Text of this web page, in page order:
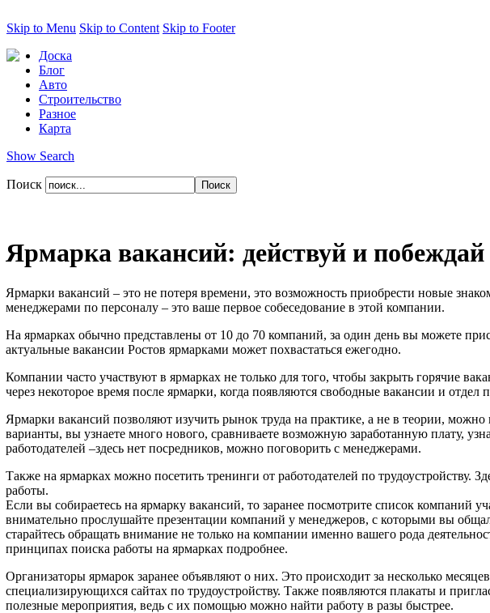
Skip to Menu Skip to Content Skip to Footer
Доска
Блог
Авто
Строительство
Разное
Карта
Show Search
Поиск
Ярмарка вакансий: действуй и побеждай
Ярмарки вакансий – это не потеря времени, это возможность приобрести новые
менеджерами по персоналу – это ваше первое собеседование в этой компании.
На ярмарках обычно представлены от 10 до 70 компаний, за один день вы можете
актуальные вакансии Ростов ярмарками может похвастаться ежегодно.
Компании часто участвуют в ярмарках не только для того, чтобы закрыть горячие
через некоторое время после ярмарки, когда появляются свободные вакансии и
Ярмарки вакансий позволяют изучить рынок труда на практике, а не в теории,
варианты, вы узнаете много нового, сравниваете возможную заработанную плату,
работодателей –здесь нет посредников, можно поговорить с менеджерами.
Также на ярмарках можно посетить тренинги от работодателей по трудоустройству.
работы.
Если вы собираетесь на ярмарку вакансий, то заранее посмотрите список компаний
внимательно прослушайте презентации компаний у менеджеров, с которыми вы
старайтесь обращать внимание не только на компании именно вашего рода
принципах поиска работы на ярмарках подробнее.
Организаторы ярмарок заранее объявляют о них. Это происходит за несколько
специализирующихся сайтах по трудоустройству. Также появляются плакаты и
полезные мероприятия, ведь с их помощью можно найти работу в разы быстрее.